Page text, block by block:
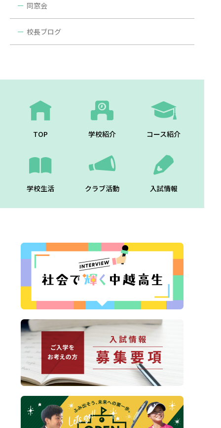
同窓会
校長ブログ
TOP 学校紹介 コース紹介
学校生活 クラブ活動 入試情報